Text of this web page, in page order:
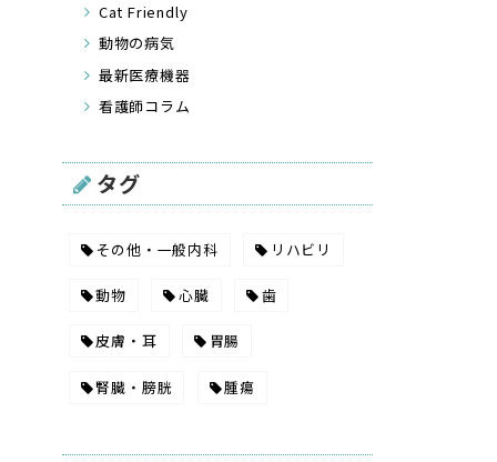
Cat Friendly
動物の病気
最新医療機器
看護師コラム
タグ
その他・一般内科 リハビリ
動物 心臓 歯
皮膚・耳 胃腸
腎臓・膀胱 腫瘍